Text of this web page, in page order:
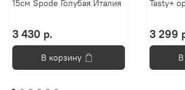
15см Spode Голубая Италия
3 430 р.
В корзину
Tasty+
3 299